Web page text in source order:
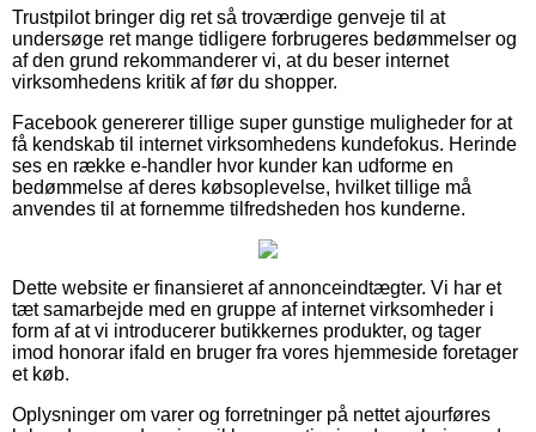
Trustpilot bringer dig ret så troværdige genveje til at
undersøge ret mange tidligere forbrugeres bedømmelser og
af den grund rekommanderer vi, at du beser internet
virksomhedens kritik af før du shopper.
Facebook genererer tillige super gunstige muligheder for at
få kendskab til internet virksomhedens kundefokus. Herinde
ses en række e-handler hvor kunder kan udforme en
bedømmelse af deres købsoplevelse, hvilket tillige må
anvendes til at fornemme tilfredsheden hos kunderne.
Dette website er finansieret af annonceindtægter. Vi har et
tæt samarbejde med en gruppe af internet virksomheder i
form af at vi introducerer butikkernes produkter, og tager
imod honorar ifald en bruger fra vores hjemmeside foretager
et køb.
Oplysninger om varer og forretninger på nettet ajourføres